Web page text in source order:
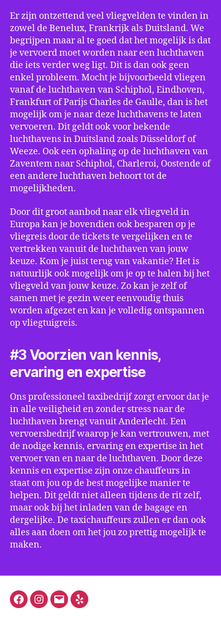
Er zijn ontzettend veel vliegvelden te vinden in
zowel de Benelux, Frankrijk als Duitsland. We
begrijpen maar al te goed dat het mogelijk is dat
je vervoerd moet worden naar een luchthaven
die iets verder weg ligt. Dit is dan ook geen
enkel probleem. Mocht je bijvoorbeeld vliegen
vanaf de luchthaven van Schiphol, Eindhoven,
Frankfurt of Parijs Charles de Gaulle, dan is het
mogelijk om je naar deze luchthavens te laten
vervoeren. Dit geldt ook voor bekende
luchthavens in Duitsland zoals Düsseldorf of
Weeze. Ook een ophaling op de luchthaven van
Zaventem naar Schiphol, Charleroi, Oostende of
een andere luchthaven behoort tot de
mogelijkheden.
Door dit groot aanbod naar elk vliegveld in
Europa kan je bovendien ook besparen op je
vliegreis door de tickets te vergelijken en te
vertrekken vanuit de luchthaven van jouw
keuze. Kom je juist terug van vakantie? Het is
natuurlijk ook mogelijk om je op te halen bij het
vliegveld van jouw keuze. Zo kan je zelf of
samen met je gezin weer eenvoudig thuis
worden afgezet en kan je volledig ontspannen
op vliegtuigreis.
#3 Voorzien van kennis,
ervaring en expertise
Ons professioneel taxibedrijf zorgt ervoor dat je
in alle veiligheid en zonder stress naar de
luchthaven brengt vanuit Anderlecht. Een
vervoersbedrijf waarop je kan vertrouwen, met
de nodige kennis, ervaring en expertise in het
vervoer van en naar de luchthaven. Door deze
kennis en expertise zijn onze chauffeurs in
staat om jou op de best mogelijke manier te
helpen. Dit geldt niet alleen tijdens de rit zelf,
maar ook bij het inladen van de bagage en
dergelijke. De taxichauffeurs zullen er dan ook
alles aan doen om het jou zo prettig mogelijk te
maken.
FacebookInstagram
E-
Yelp